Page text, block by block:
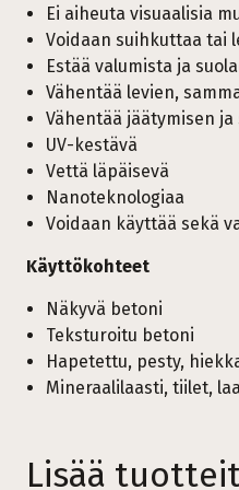
Ei aiheuta visuaalisia
Voidaan suihkuttaa tai
Estää valumista ja
Vähentää levien,
Vähentää jäätymisen
UV-kestävä
Vettä läpäisevä
Nanoteknologiaa
Voidaan käyttää sekä
Käyttökohteet
Näkyvä betoni
Teksturoitu betoni
Hapetettu, pesty,
Mineraalilaasti, tiilet,
Lisää